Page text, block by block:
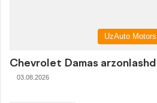
UzAuto
Chevrolet Damas
03.08.2026